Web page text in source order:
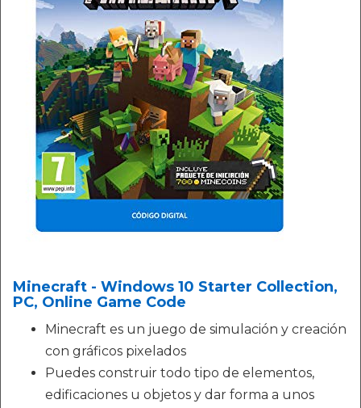
Minecraft - Windows 10 Starter Collection,
PC, Online Game Code
Minecraft es un juego de simulación y creación
con gráficos pixelados
Puedes construir todo tipo de elementos,
edificaciones u objetos y dar forma a unos